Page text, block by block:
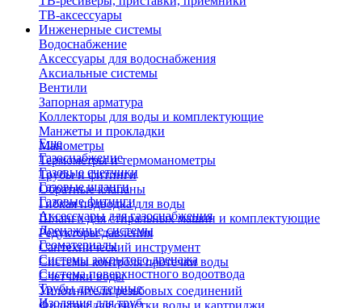
ТВ-аксессуары
Инженерные системы
Водоснабжение
Аксессуары для водоснабжения
Аксиальные системы
Вентили
Запорная арматура
Коллекторы для воды и комплектующие
Манжеты и прокладки
Манометры
Термометры и термоманометры
Трубы и фитинги
Обратные клапаны
Гибкая подводка для воды
Шланги для стиральных машин и комплектующие
Редукторы давления
Сантехнический инструмент
Системы контроля протечки воды
Счетчики воды
Уплотнители резьбовых соединений
Фильтры для очистки воды и картриджи
Еще
Газоснабжение
Газовые счетчики
Газовые шланги
Газовые фитинги
Аксессуары для газоснабжения
Дренажные системы
Геоматериалы
Системы закрытого дренажа
Система поверхностного водоотвода
Трубы двустенные
Изоляция для труб